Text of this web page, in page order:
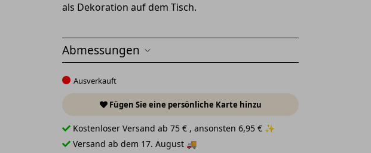
als Dekoration auf dem Tisch.
Abmessungen
Ausverkauft
Fügen Sie eine persönliche Karte hinzu
Kostenloser Versand ab 75 € , ansonsten 6,95 € ✨
Versand ab dem 17. August 🚚